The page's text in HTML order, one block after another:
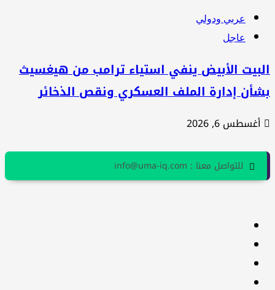
عربي ودولي
عاجل
الأبيض ينفي استياء ترامب من هيغسيث
إدارة الملف العسكري ونقص الذخائر
أغسطس 6, 2026
للتواصل معنا : info@uma-iq.com
facebook
Twitter
youtube
Linkedin